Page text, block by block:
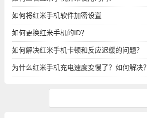
如何将红米手机软件加密设置
如何更换红米手机的ID？
如何解决红米手机卡顿和反应迟缓的问题？
为什么红米手机充电速度变慢了？如何解决？